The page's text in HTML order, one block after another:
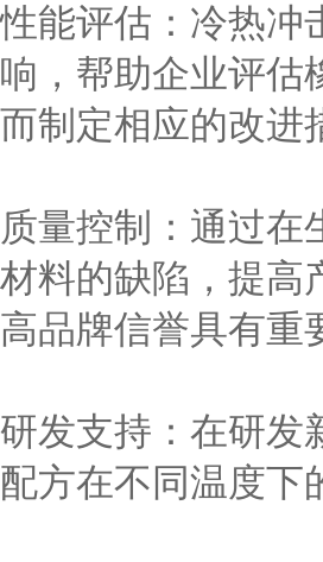
性能评估：冷热冲
响，帮助企业评估
而制定相应的改进
质量控制：通过在
材料的缺陷，提高
高品牌信誉具有重
研发支持：在研发
配方在不同温度下